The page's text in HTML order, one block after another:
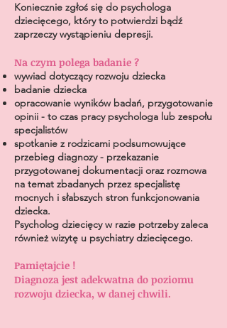
Koniecznie zgłoś się do psychologa
dziecięcego, który to potwierdzi bądź
zaprzeczy wystąpieniu depresji.
Na czym polega badanie ?
wywiad dotyczący rozwoju dziecka
badanie dziecka
opracowanie wyników badań, przygotowanie
opinii - to czas pracy psychologa lub zespołu
specjalistów
spotkanie z rodzicami podsumowujące
przebieg diagnozy - przekazanie
przygotowanej dokumentacji oraz rozmowa
na temat zbadanych przez specjalistę
mocnych i słabszych stron funkcjonowania
dziecka.
Psycholog dziecięcy w razie potrzeby zaleca
również wizytę u psychiatry dziecięcego.
Pamiętajcie !
Diagnoza jest adekwatna do poziomu
rozwoju dziecka, w danej chwili.